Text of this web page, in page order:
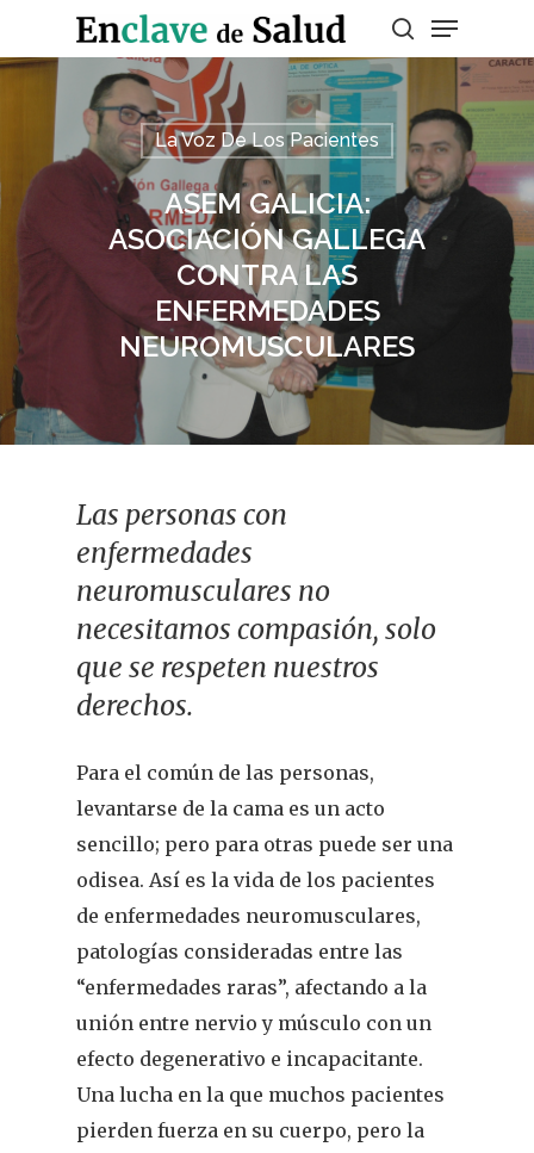
Presiona enter para buscar o ESC para
salir
La Voz De Los Pacientes
ASEM GALICIA:
ASOCIACIÓN GALLEGA
CONTRA LAS
ENFERMEDADES
NEUROMUSCULARES
Las personas con
enfermedades
neuromusculares no
necesitamos compasión, solo
que se respeten nuestros
derechos.
Para el común de las personas,
levantarse de la cama es un acto
sencillo; pero para otras puede ser una
odisea. Así es la vida de los pacientes
de enfermedades neuromusculares,
patologías consideradas entre las
“enfermedades raras”, afectando a la
unión entre nervio y músculo con un
efecto degenerativo e incapacitante.
Una lucha en la que muchos pacientes
pierden fuerza en su cuerpo, pero la